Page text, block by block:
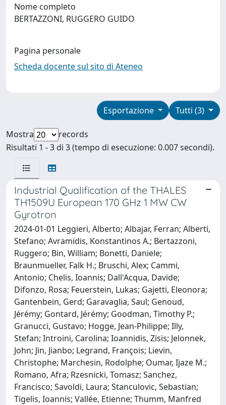
Nome completo
BERTAZZONI, RUGGERO GUIDO
Pagina personale
Scheda docente sul sito di Ateneo
Tutti (3)
Esportazione
Mostra
records
Risultati 1 - 3 di 3 (tempo di esecuzione: 0.007 secondi).
Industrial Qualification of the THALES
TH1509U European 170 GHz 1 MW CW
Gyrotron
2024-01-01 Leggieri, Alberto; Albajar, Ferran; Alberti,
Stefano; Avramidis, Konstantinos A.; Bertazzoni,
Ruggero; Bin, William; Bonetti, Daniele;
Braunmueller, Falk H.; Bruschi, Alex; Cammi,
Antonio; Chelis, Ioannis; Dall'Acqua, Davide;
Difonzo, Rosa; Feuerstein, Lukas; Gajetti, Eleonora;
Gantenbein, Gerd; Garavaglia, Saul; Genoud,
Jérémy; Gontard, Jérémy; Goodman, Timothy P.;
Granucci, Gustavo; Hogge, Jean-Philippe; Illy,
Stefan; Introini, Carolina; Ioannidis, Zisis; Jelonnek,
John; Jin, Jianbo; Legrand, François; Lievin,
Christophe; Marchesin, Rodolphe; Oumar, Ijaze M.;
Romano, Afra; Rzesnicki, Tomasz; Sanchez,
Francisco; Savoldi, Laura; Stanculovic, Sebastian;
Tigelis, Ioannis; Vallée, Etienne; Thumm, Manfred